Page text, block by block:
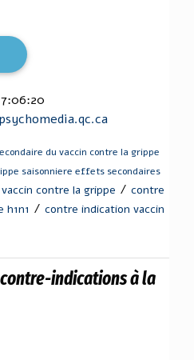
du vaccin contre la grippe
saisonniere effets secondaires
contre la grippe / contre
h1n1 / contre indication vaccin
indications à la